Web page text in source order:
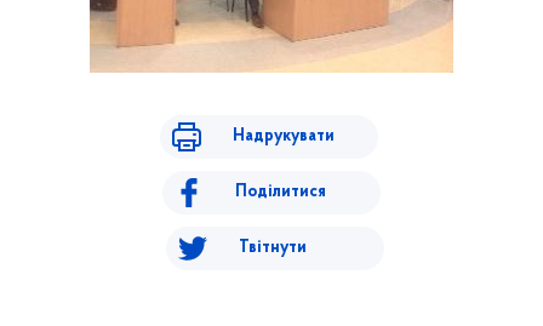
Надрукувати
Поділитися
Твітнути